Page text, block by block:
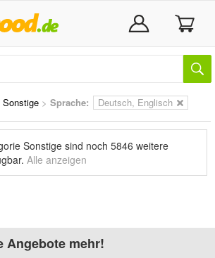
Sonstige > Sprache: Deutsch, Englisch
Sonstige sind noch 5846 weitere
Alle anzeigen
Angebote mehr!